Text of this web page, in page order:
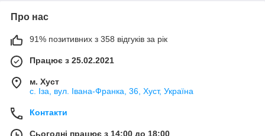
Про нас
91% позитивних з 358 відгуків за рік
Працює з 25.02.2021
м. Хуст
с. Іза, вул. Івана-Франка, 36, Хуст, Україна
Контакти
Сьогодні працює з 14:00 до 18:00